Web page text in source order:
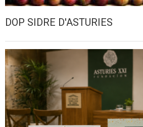
DOP SIDRE D'ASTURIES